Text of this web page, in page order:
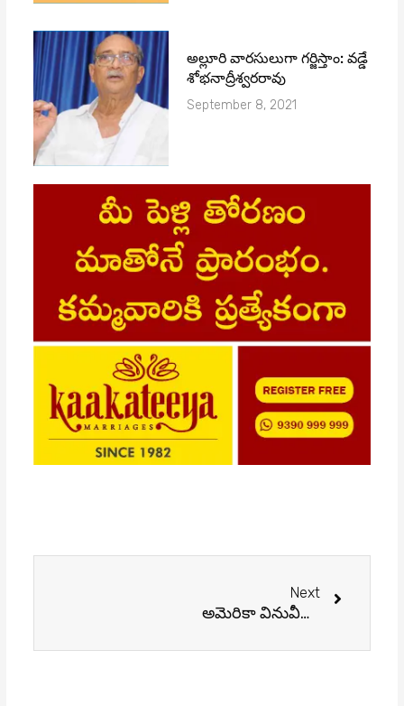
అల్లూరి వారసులుగా గర్జిస్తాం: వడ్డే
శోభనాద్రీశ్వరరావు
September 8, 2021
Next
అమెరికా వినువీధిలో భారత కీర్తి పతాకాన్ని ఎగరేస్తున్న రియా సంజిత ఉప్పలపాటి
Next